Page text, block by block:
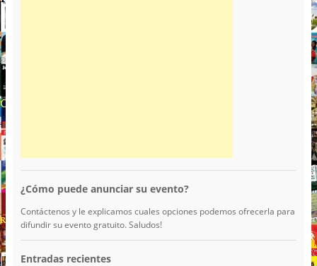
¿Cómo puede anunciar su evento?
Contáctenos y le explicamos cuales opciones podemos ofrecerla para
difundir su evento gratuito. Saludos!
Entradas recientes